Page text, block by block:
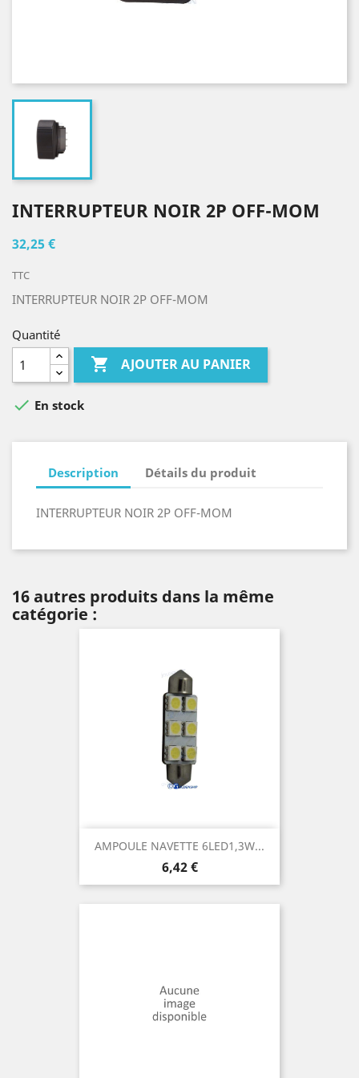
INTERRUPTEUR NOIR 2P OFF-MOM
32,25 €
TTC
INTERRUPTEUR NOIR 2P OFF-MOM
Quantité
 AJOUTER AU PANIER
 En stock
Description Détails du produit
INTERRUPTEUR NOIR 2P OFF-MOM
16 autres produits dans la même
catégorie :
AMPOULE NAVETTE 6LED1,3W...
Prix
6,42 €